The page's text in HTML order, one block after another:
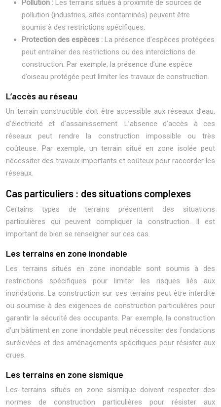
Pollution : Les terrains situés à proximité de sources de
pollution (industries, sites contaminés) peuvent être
soumis à des restrictions spécifiques.
Protection des espèces : La présence d’espèces protégées
peut entraîner des restrictions ou des interdictions de
construction. Par exemple, la présence d’une espèce
d’oiseau protégée peut limiter les travaux de construction.
L’accès au réseau
Un terrain constructible doit être accessible aux réseaux d’eau,
d’électricité et d’assainissement. L’absence d’accès à ces
réseaux peut rendre la construction impossible ou très
coûteuse. Par exemple, un terrain situé en zone isolée peut
nécessiter des travaux importants et coûteux pour raccorder les
réseaux.
Cas particuliers : des situations complexes
Certains types de terrains présentent des situations
particulières qui peuvent compliquer la construction. Il est
important de bien se renseigner sur ces cas.
Les terrains en zone inondable
Les terrains situés en zone inondable sont soumis à des
restrictions spécifiques pour limiter les risques liés aux
inondations. La construction sur ces terrains peut être interdite
ou soumise à des exigences de construction particulières pour
garantir la sécurité des occupants. Par exemple, la construction
d’un bâtiment en zone inondable peut nécessiter des fondations
surélevées et des aménagements spécifiques pour résister aux
crues.
Les terrains en zone sismique
Les terrains situés en zone sismique doivent respecter des
normes de construction particulières pour résister aux